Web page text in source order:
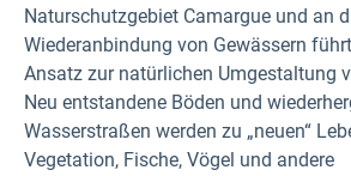
Naturschutzgebiet Camargue und an
Wiederanbindung von Gewässern
Ansatz zur natürlichen Umgestaltung
Neu entstandene Böden und
Wasserstraßen werden zu „neuen“
Vegetation, Fische, Vögel und andere